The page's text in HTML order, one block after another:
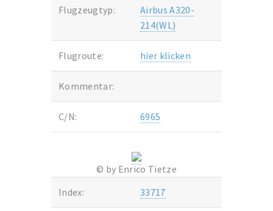
Flugzeugtyp:
Airbus A320-
214(WL)
Flugroute: hier klicken
Kommentar:
C/N: 6965
© by Enrico Tietze
Index:
33717